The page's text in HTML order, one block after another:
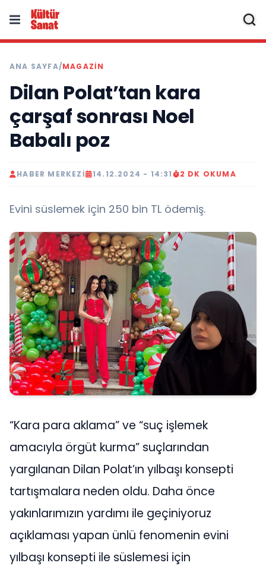
ANA SAYFA/MAGAZIN
Dilan Polat’tan kara
çarşaf sonrası Noel
Babalı poz
HABER MERKEZI 14.12.2024 - 14:31 2 DK OKUMA
Evini süslemek için 250 bin TL ödemiş.
“Kara para aklama” ve “suç işlemek
amacıyla örgüt kurma” suçlarından
yargılanan Dilan Polat’ın yılbaşı konsepti
tartışmalara neden oldu. Daha önce
yakınlarımızın yardımı ile geçiniyoruz
açıklaması yapan ünlü fenomenin evini
yılbaşı konsepti ile süslemesi için